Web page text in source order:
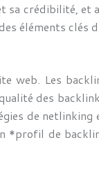
crédibilité, et
éléments clés
web. Les
des
de
*profil de